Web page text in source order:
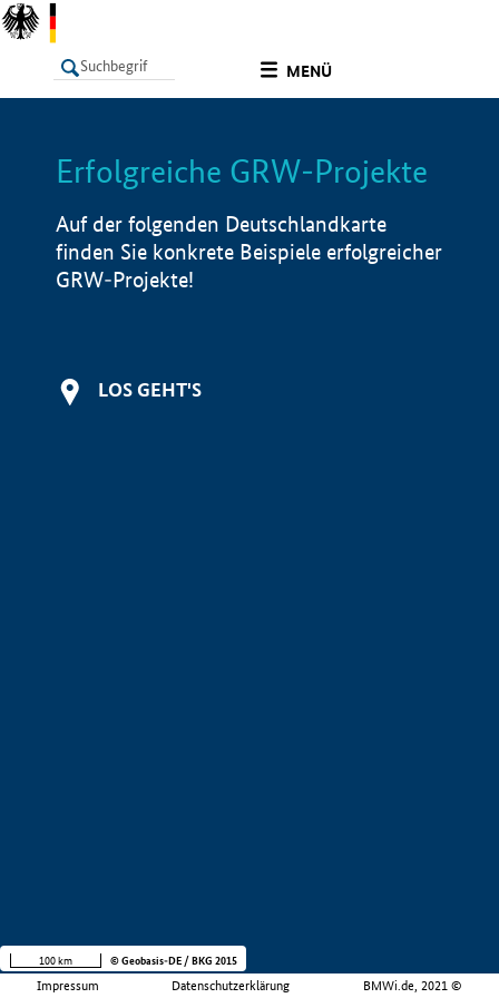
MENÜ
LISTE Info
Erfolgreiche GRW-Projekte
Auf der folgenden Deutschlandkarte
finden Sie konkrete Beispiele erfolgreicher
GRW-Projekte!
LOS GEHT'S
Impressum Datenschutzerklärung BMWi.de, 2021 ©
100 km © Geobasis-DE / BKG 2015